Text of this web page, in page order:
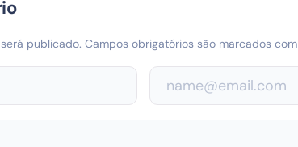
publicado. Campos obrigatórios são marcados com